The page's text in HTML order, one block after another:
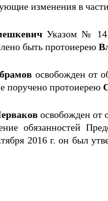
изменения в
Указом № 14
быть протоиерею
освобожден от
поручено протоиерею
освобожден от
обязанностей
2016 г. он был